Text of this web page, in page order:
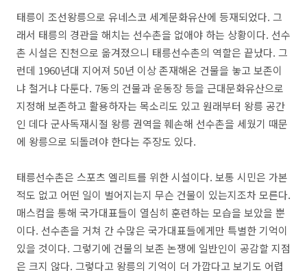
태릉이 조선왕릉으로 유네스코 세계문화유산에 등재되었다. 그
래서 태릉의 경관을 해치는 선수촌을 없애야 하는 상황이다. 선수
촌 시설은 진천으로 옮겨졌으니 태릉선수촌의 역할은 끝났다. 그
런데 1960년대 지어져 50년 이상 존재해온 건물을 놓고 보존이
냐 철거냐 다툰다. 7동의 건물과 운동장 등을 근대문화유산으로
지정해 보존하고 활용하자는 목소리도 있고 원래부터 왕릉 공간
인 데다 군사독재시절 왕릉 권역을 훼손해 선수촌을 세웠기 때문
에 왕릉으로 되돌려야 한다는 주장도 있다.
태릉선수촌은 스포츠 엘리트를 위한 시설이다. 보통 시민은 가본
적도 없고 어떤 일이 벌어지는지 무슨 건물이 있는지조차 모른다.
매스컴을 통해 국가대표들이 열심히 훈련하는 모습을 보았을 뿐
이다. 선수촌을 거쳐 간 수많은 국가대표들에게만 특별한 기억이
있을 것이다. 그렇기에 건물의 보존 논쟁에 일반인이 공감할 지점
은 크지 않다. 그렇다고 왕릉의 기억이 더 가깝다고 보기도 어렵